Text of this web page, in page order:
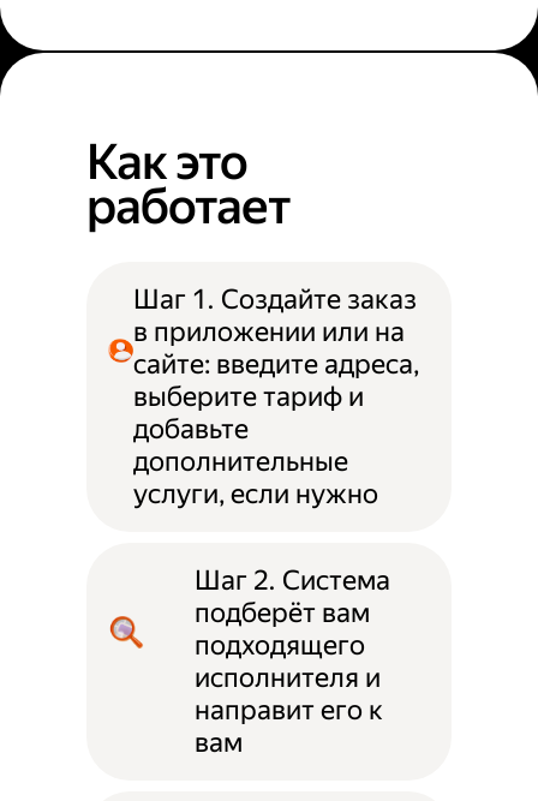
Как это
работает
Шаг 1. Создайте заказ
в приложении или на
сайте: введите адреса,
выберите тариф и
добавьте
дополнительные
услуги, если нужно
Шаг 2. Система
подберёт вам
подходящего
исполнителя и
направит его к
вам